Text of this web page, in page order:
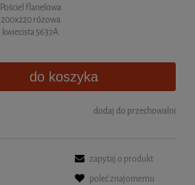
Pościel flanelowa
200x220 różowa
kwiecista 5637A
do koszyka
dodaj do przechowalni
zapytaj o produkt
poleć znajomemu